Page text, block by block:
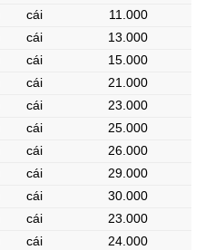
cái
11.000
cái
13.000
cái
15.000
cái
21.000
cái
23.000
cái
25.000
cái
26.000
cái
29.000
cái
30.000
cái
23.000
cái
24.000